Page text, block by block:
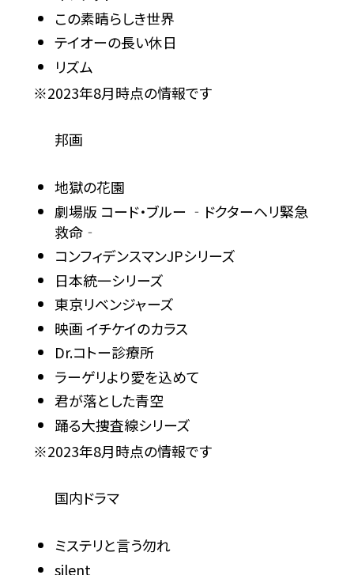
この素晴らしき世界
テイオーの長い休日
リズム
※2023年8月時点の情報です
邦画
地獄の花園
劇場版 コード・ブルー ‐ドクターヘリ緊急
救命‐
コンフィデンスマンJPシリーズ
日本統一シリーズ
東京リベンジャーズ
映画 イチケイのカラス
Dr.コトー診療所
ラーゲリより愛を込めて
君が落とした青空
踊る大捜査線シリーズ
※2023年8月時点の情報です
国内ドラマ
ミステリと言う勿れ
silent